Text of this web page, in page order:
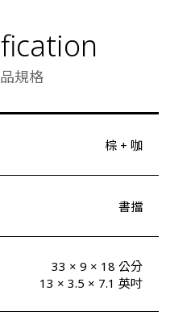
規格
棕 + 咖
書擋
33 × 9 × 18 公分
13 × 3.5 × 7.1 英吋